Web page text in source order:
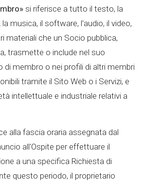
si riferisce a tutto il testo, la
musica, il software, l'audio, il video,
materiali che un Socio pubblica,
trasmette o include nel suo
di membro o nei profili di altri membri
tramite il Sito Web o i Servizi, e
intellettuale e industriale relativi a
alla fascia oraria assegnata dal
all'Ospite per effettuare il
a una specifica Richiesta di
questo periodo, il proprietario